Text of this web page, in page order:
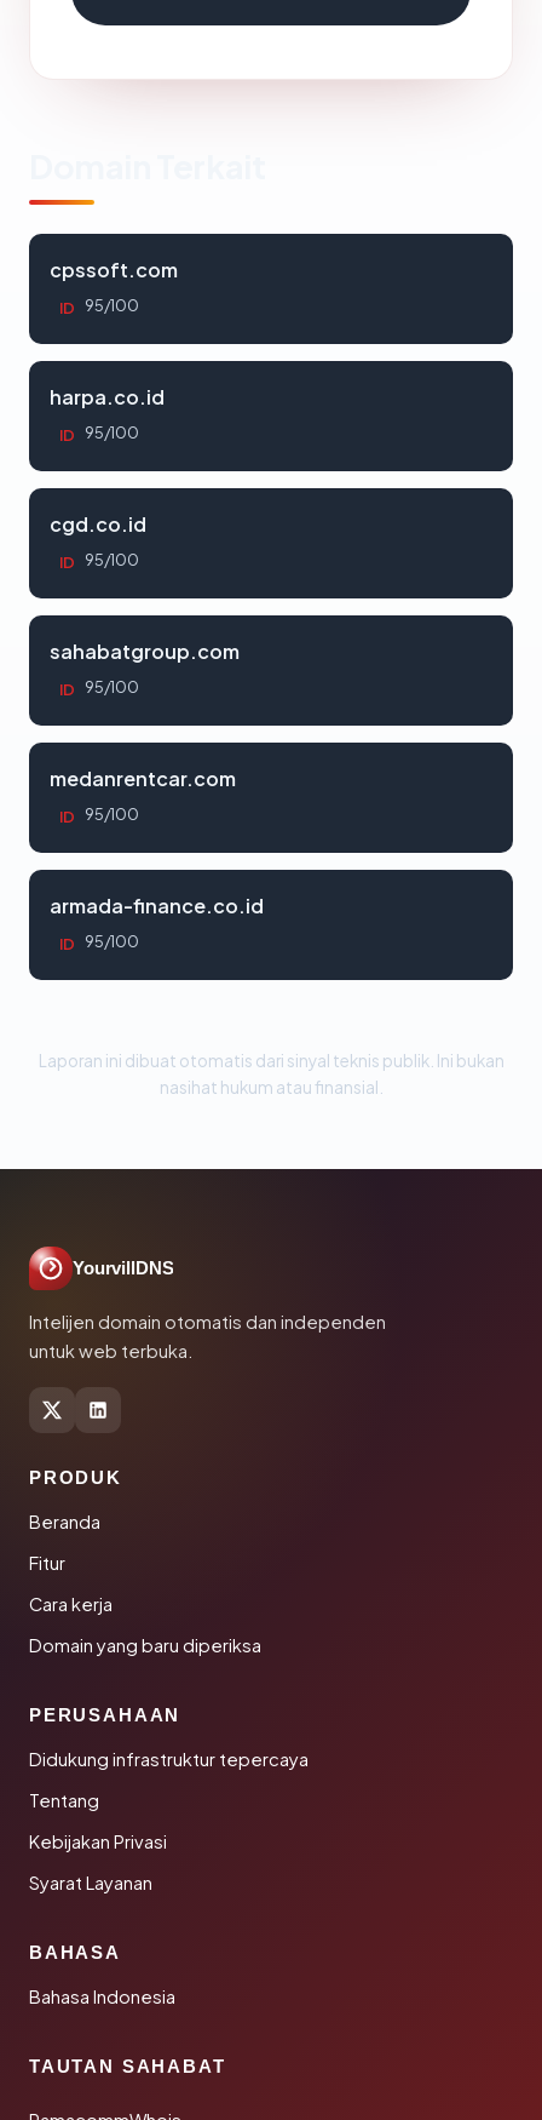
cpssoft.com
ID 95/100
harpa.co.id
ID 95/100
cgd.co.id
ID 95/100
sahabatgroup.com
ID 95/100
medanrentcar.com
ID 95/100
armada-finance.co.id
ID 95/100
Laporan ini dibuat otomatis dari sinyal teknis publik. Ini bukan
nasihat hukum atau finansial.
YourvillDNS
Intelijen domain otomatis dan independen
untuk web terbuka.
PRODUK
Beranda
Fitur
Cara kerja
Domain yang baru diperiksa
PERUSAHAAN
Didukung infrastruktur tepercaya
Tentang
Kebijakan Privasi
Syarat Layanan
BAHASA
Bahasa Indonesia
TAUTAN SAHABAT